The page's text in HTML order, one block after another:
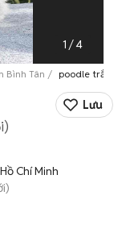
1 /4
Bình Tân poodle trắng
Lưu
Chí Minh